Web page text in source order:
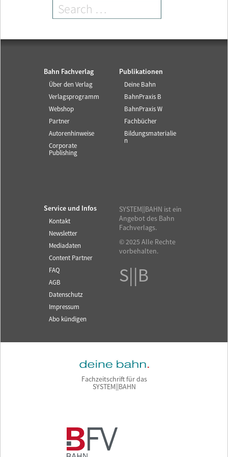
Bahn Fachverlag
Über den Verlag
Verlagsprogramm
Webshop
Partner
Autorenhinweise
Corporate
Publishing
Publikationen
Deine Bahn
BahnPraxis B
BahnPraxis W
Fachbücher
Bildungsmaterialie
n
Service und Infos
Kontakt
Newsletter
Mediadaten
Content Partner
FAQ
AGB
Datenschutz
Impressum
Abo kündigen
SYSTEM||BAHN ist ein
Angebot des Bahn
Fachverlags.
© 2025 Alle Rechte
vorbehalten.
S||B
Fachzeitschrift für das
SYSTEM||BAHN